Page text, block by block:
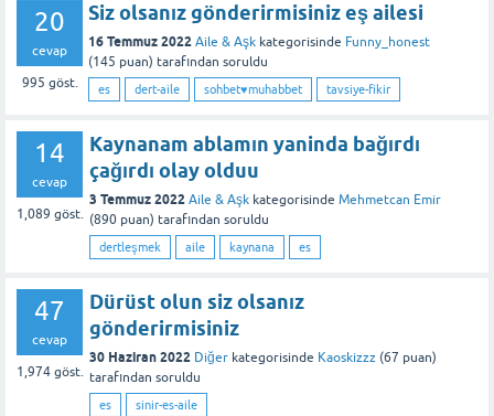
20
cevap
995 göst.
Siz olsanız gönderirmisiniz eş ailesi
16 Temmuz 2022 Aile & Aşk kategorisinde Funny_honest
(145 puan) tarafından soruldu
es dert-aile sohbet♥️muhabbet tavsiye-fikir
14
cevap
1,089 göst.
Kaynanam ablamın yaninda bağırdı
çağırdı olay olduu
3 Temmuz 2022 Aile & Aşk kategorisinde Mehmetcan Emir
(890 puan) tarafından soruldu
dertleşmek aile kaynana es
47
cevap
1,974 göst.
Dürüst olun siz olsanız
gönderirmisiniz
30 Haziran 2022 Diğer kategorisinde Kaoskizzz (67 puan)
tarafından soruldu
es sinir-es-aile